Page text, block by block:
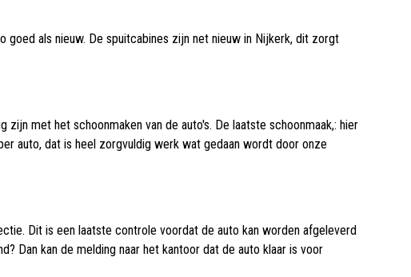
als nieuw. De spuitcabines zijn net nieuw in Nijkerk, dit zorgt
met het schoonmaken van de auto's. De laatste schoonmaak,: hier
auto, dat is heel zorgvuldig werk wat gedaan wordt door onze
Dit is een laatste controle voordat de auto kan worden afgeleverd
Dan kan de melding naar het kantoor dat de auto klaar is voor